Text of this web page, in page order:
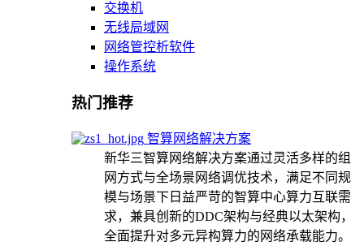
交换机
无线局域网
网络管控析软件
操作系统
热门推荐
智算网络解决方案
新华三智算网络解决方案通过灵活多样的组
网方式与全场景网络调优技术，满足不同规
模与场景下日益严苛的智算中心算力互联需
求，兼具创新的DDC架构与经典以太架构，
全面提升对多元异构算力的网络承载能力。